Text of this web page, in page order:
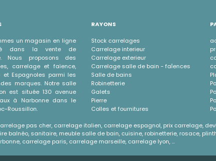
un magasin en ligne
dans la vente de
Nous proposons des
carrelage et faïence,
et Espagnoles parmi les
marques. Notre salle
est située 130 avenue
à Narbonne dans le
Roussillon.
RAYONS
Stock carrelages
Carrelage interieur
Carrelage exterieur
Carrelage salle de bain - faÏences
Salle de bains
Robinetterie
Galets
Pierre
Colles et fournitures
pas cher, carrelage italien, carrelage espagnol, prix carrelage,
balnéo, sanitaire, meuble salle de bain, cuisine, robinetterie, rosace,
carrelage paris, carrelage marseille, carrelage lyon, ...